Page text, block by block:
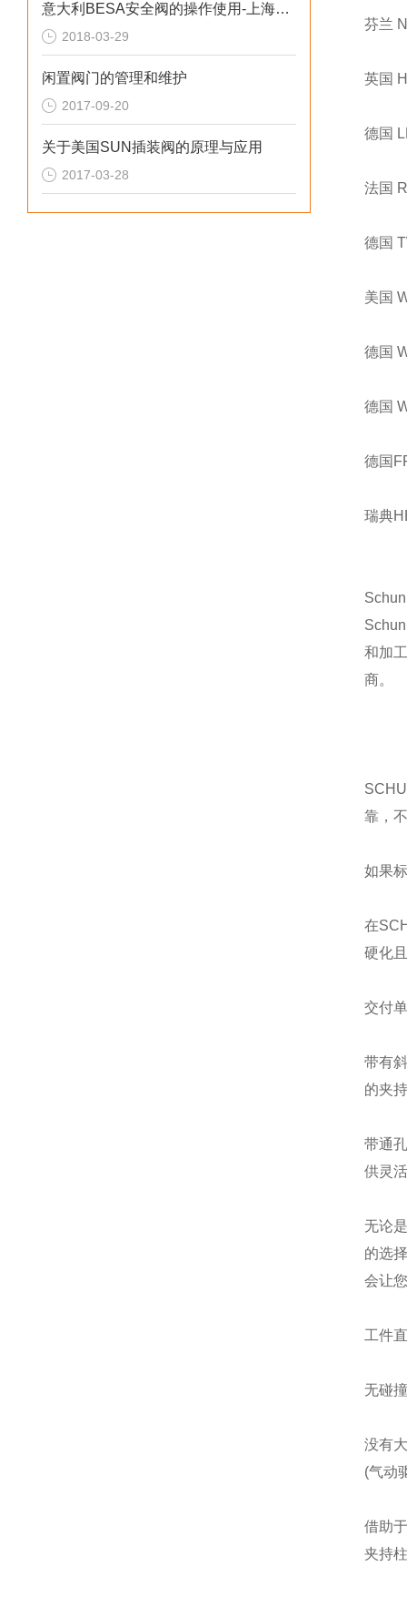
意大利BESA安全阀的操作使用-上海翊霈工业控制设备有限公司
2018-03-29
闲置阀门的管理和维护
2017-09-20
关于美国SUN插装阀的原理与应用
2017-03-28
芬兰
英国
德国
法国
德国
美国
德国
德国
德国
瑞典
和加
商。
靠，
如果
在
硬化
交付
带有
的夹
带通
供灵
无论
的选
会让
工件
无碰
没有
(气动
借助
夹持